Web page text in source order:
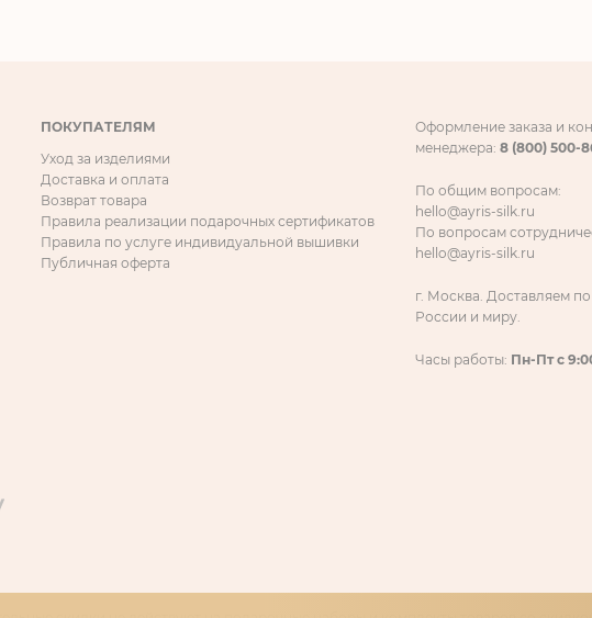
ПОКУПАТЕЛЯМ
Уход за изделиями
Доставка и оплата
Возврат товара
Правила реализации подарочных сертификатов
Правила по услуге индивидуальной вышивки
Публичная оферта
Оформление заказа и
менеджера: 8 (800) 500-
По общим вопросам:
hello@ayris-silk.ru
По вопросам
hello@ayris-silk.ru
г. Москва. Доставляем по
России и миру.
Часы работы: Пн-Пт с